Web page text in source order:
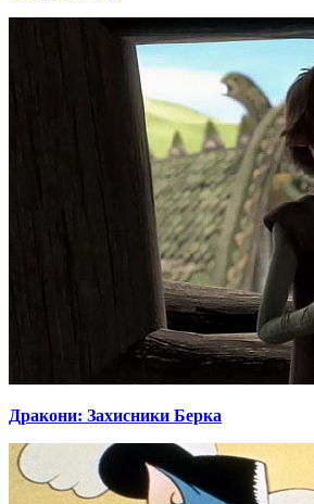
Дракони: Захисники Берка